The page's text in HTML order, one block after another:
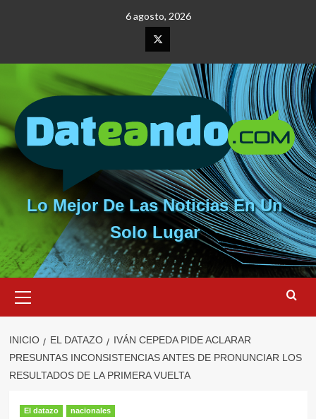
6 agosto, 2026
Elemento
del
menú
Lo Mejor De Las Noticias En Un
Solo Lugar
primario
INICIO EL DATAZO
IVÁN CEPEDA PIDE ACLARAR
PRESUNTAS INCONSISTENCIAS ANTES DE PRONUNCIAR LOS
RESULTADOS DE LA PRIMERA VUELTA
El datazo nacionales